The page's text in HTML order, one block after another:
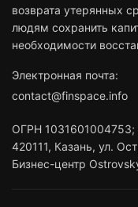
возврата утерянных
людям сохранить
необходимости
Электронная почта:
contact@finspace.info
ОГРН 1031601004753;
420111, Казань, ул.
Бизнес-центр